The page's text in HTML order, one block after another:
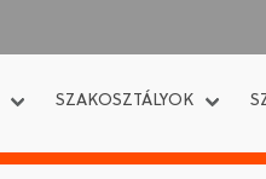
SZAKOSZTÁLYOK